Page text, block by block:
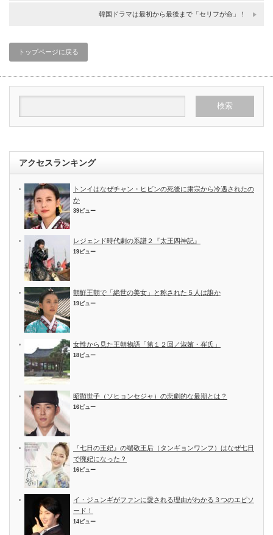
韓国ドラマは最初から最後まで「セリフが命」！
トップページに戻る
アクセスランキング
トンイはなぜチャン・ヒビンの死後に粛宗から冷遇されたの
か
39ビュー
レジェンド時代劇の系譜２『太王四神記』
19ビュー
朝鮮王朝で「絶世の美女」と称された５人は誰か
19ビュー
女性から見た王朝物語「第１２回／淑嬪・崔氏」
18ビュー
昭顕世子（ソヒョンセジャ）の悲劇的な最期とは？
16ビュー
『七日の王妃』の端敬王后（タンギョンワンフ）はなぜ七日
で廃妃になった？
16ビュー
イ・ジュンギがファンに愛される理由がわかる３つのエピソ
ード！
14ビュー